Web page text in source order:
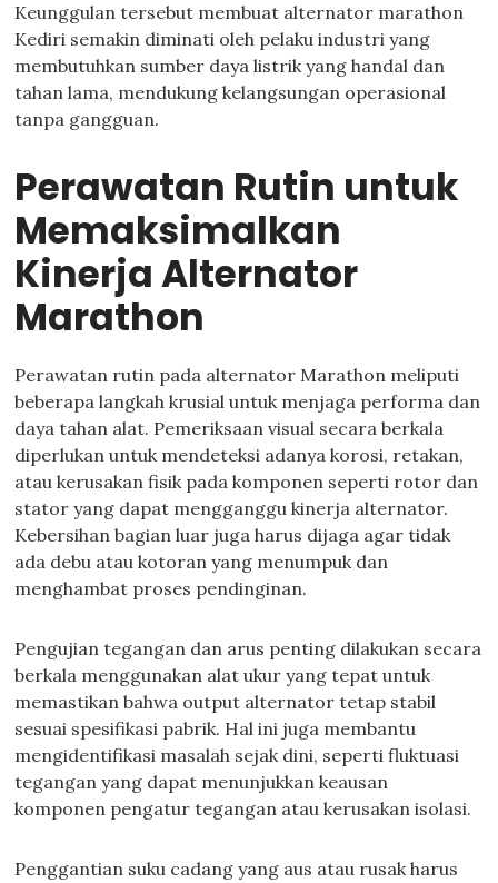
Keunggulan tersebut membuat alternator marathon
Kediri semakin diminati oleh pelaku industri yang
membutuhkan sumber daya listrik yang handal dan
tahan lama, mendukung kelangsungan operasional
tanpa gangguan.
Perawatan Rutin untuk
Memaksimalkan
Kinerja Alternator
Marathon
Perawatan rutin pada alternator Marathon meliputi
beberapa langkah krusial untuk menjaga performa dan
daya tahan alat. Pemeriksaan visual secara berkala
diperlukan untuk mendeteksi adanya korosi, retakan,
atau kerusakan fisik pada komponen seperti rotor dan
stator yang dapat mengganggu kinerja alternator.
Kebersihan bagian luar juga harus dijaga agar tidak
ada debu atau kotoran yang menumpuk dan
menghambat proses pendinginan.
Pengujian tegangan dan arus penting dilakukan secara
berkala menggunakan alat ukur yang tepat untuk
memastikan bahwa output alternator tetap stabil
sesuai spesifikasi pabrik. Hal ini juga membantu
mengidentifikasi masalah sejak dini, seperti fluktuasi
tegangan yang dapat menunjukkan keausan
komponen pengatur tegangan atau kerusakan isolasi.
Penggantian suku cadang yang aus atau rusak harus